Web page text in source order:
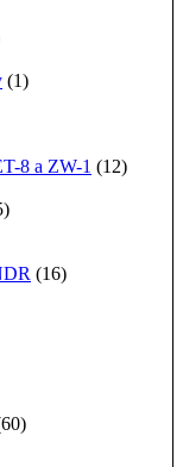
(1)
8 a ZW-1 (12)
(16)